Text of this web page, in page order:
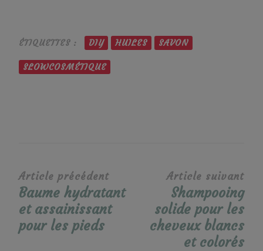
ÉTIQUETTES : DIY HUILES SAVON
SLOWCOSMÉTIQUE
Navigation
d’article
Article précédent
Baume hydratant
et assainissant
pour les pieds
Article suivant
Shampooing
solide pour les
cheveux blancs
et colorés